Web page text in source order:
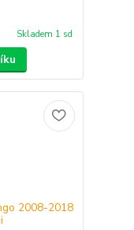
Skladem 1 sd